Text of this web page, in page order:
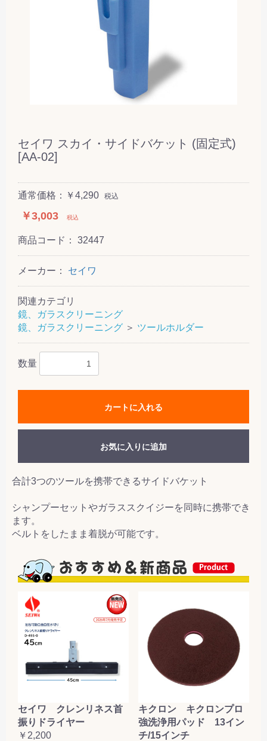
セイワ スカイ・サイドバケット (固定式)
[AA-02]
通常価格：￥4,290 税込
￥3,003 税込
商品コード： 32447
メーカー： セイワ
関連カテゴリ
鏡、ガラスクリーニング
鏡、ガラスクリーニング ＞ ツールホルダー
数量
カートに入れる
お気に入りに追加
合計3つのツールを携帯できるサイドバケット
シャンプーセットやガラススクイジーを同時に携帯でき
ます。
ベルトをしたまま着脱が可能です。
セイワ クレンリネス首
振りドライヤー
￥2,200
キクロン キクロンプロ
強洗浄用パッド 13イン
チ/15インチ